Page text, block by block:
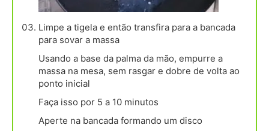
Limpe a tigela e então transfira para a bancada
para sovar a massa
Usando a base da palma da mão, empurre a
massa na mesa, sem rasgar e dobre de volta ao
ponto inicial
Faça isso por 5 a 10 minutos
Aperte na bancada formando um disco